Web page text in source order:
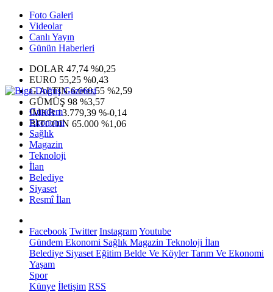
Foto Galeri
Videolar
Canlı Yayın
Günün Haberleri
DOLAR 47,74 %0,25
EURO 55,25 %0,43
G.ALTIN6.660,55 %2,59
GÜMÜŞ 98 %3,57
IMKB13.779,39 %-0,14
BITCOIN 65.000 %1,06
Gündem
Ekonomi
Sağlık
Magazin
Teknoloji
İlan
Belediye
Siyaset
Resmî İlan
Facebook Twitter InstagramYoutube
Gündem Ekonomi Sağlık Magazin Teknoloji İlan
Belediye Siyaset Eğitim Belde Ve KöylerTarım Ve Ekonomi
Yaşam
Spor
Künye İletişim RSS